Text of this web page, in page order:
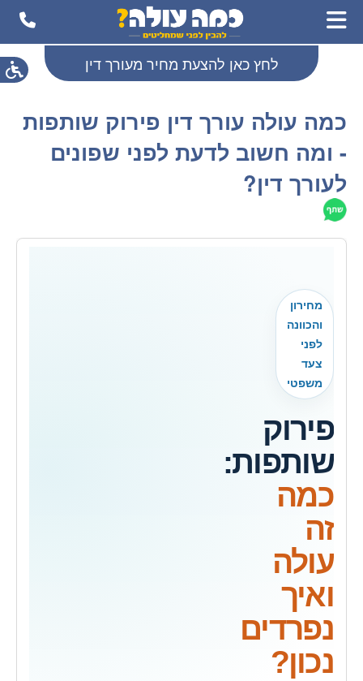
לחץ כאן להצעת מחיר מעורך דין
כמה עולה עורך דין פירוק שותפות
- ומה חשוב לדעת לפני שפונים
לעורך דין?
מחירון
והכוונה
לפני
צעד
משפטי
פירוק
שותפות:
כמה
זה
עולה
ואיך
נפרדים
נכון?